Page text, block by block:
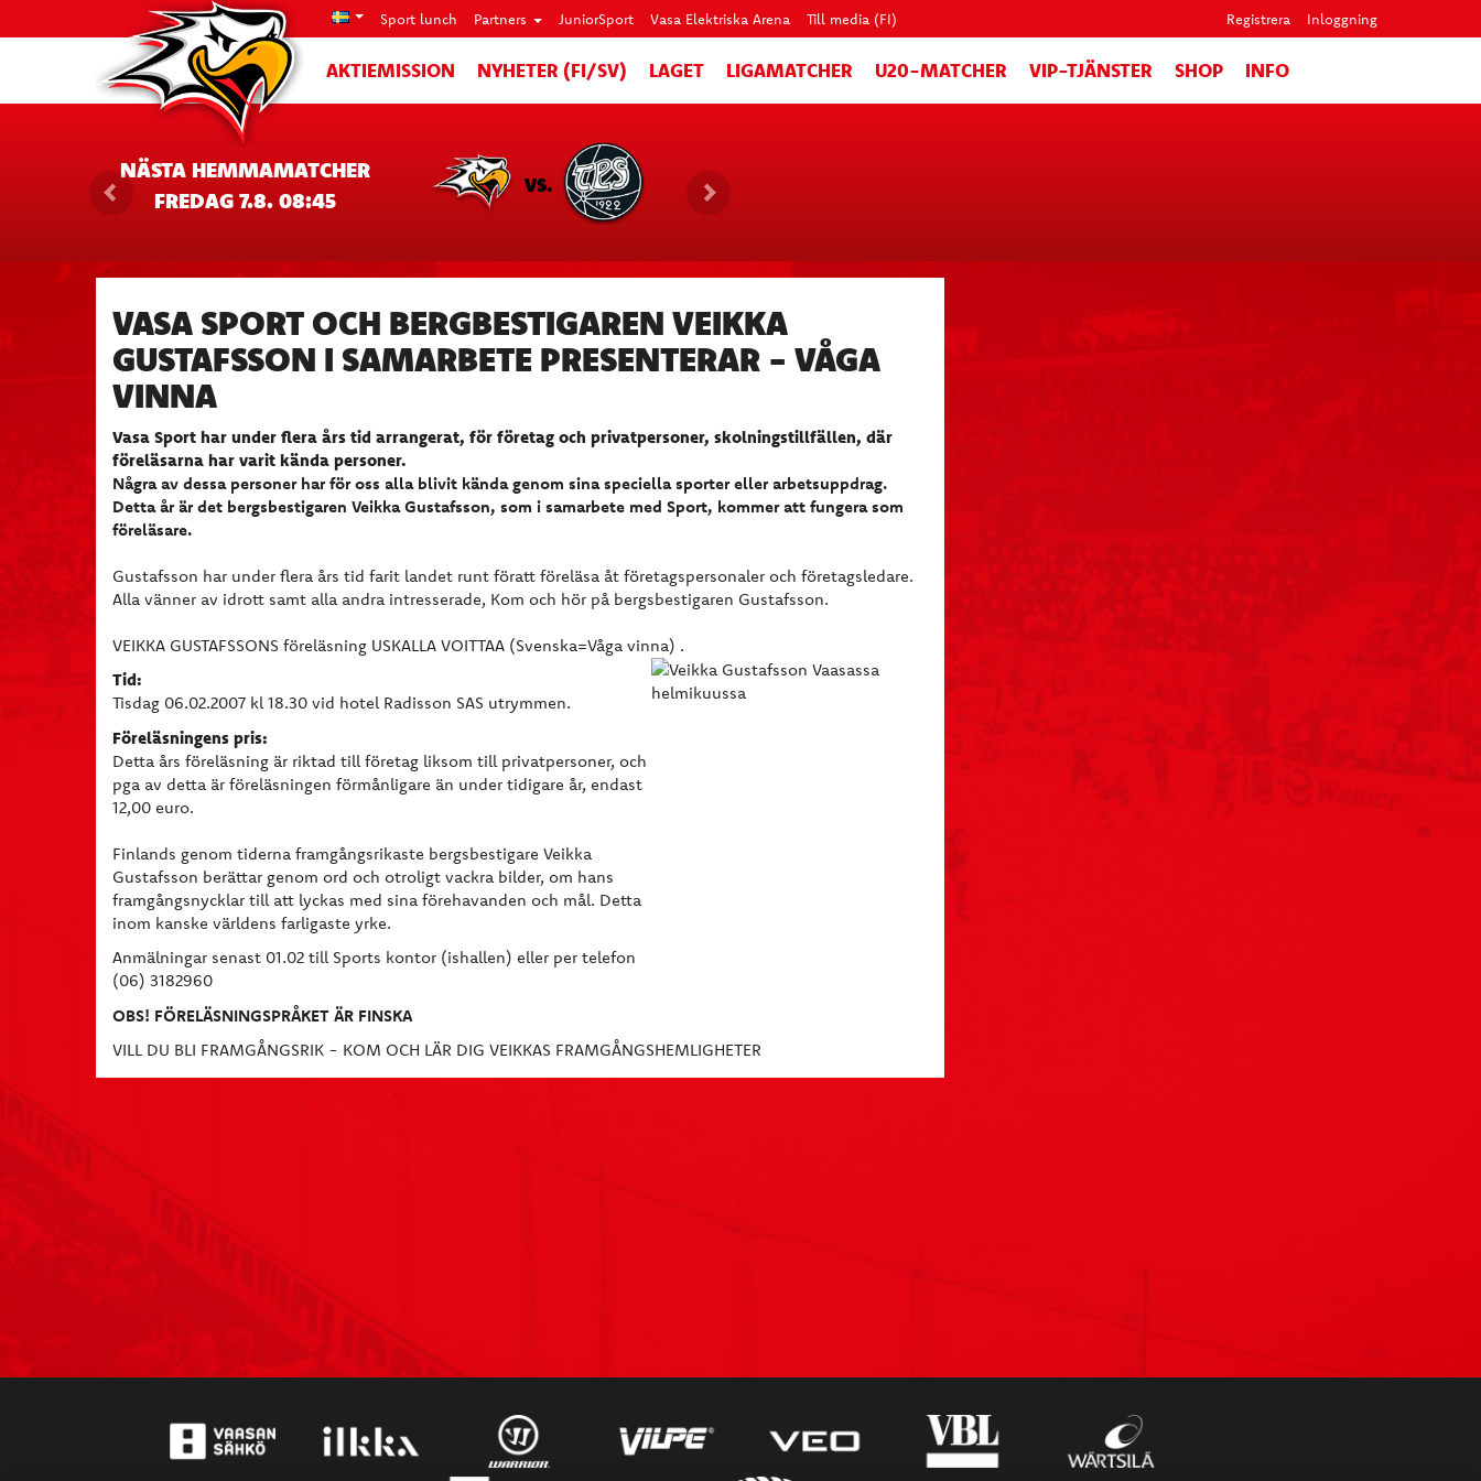
Sport lunch Partners JuniorSport Vasa Elektriska Arena Till media (FI) Registrera Inloggning
AKTIEMISSION NYHETER (FI/SV) LAGET LIGAMATCHER U20-MATCHER VIP-TJÄNSTER SHOP INFO
NÄSTA HEMMAMATCHER
FREDAG 7.8. 08:45
VS.
VASA SPORT OCH BERGBESTIGAREN VEIKKA
GUSTAFSSON I SAMARBETE PRESENTERAR - VÅGA
VINNA
Vasa Sport har under flera års tid arrangerat, för företag och privatpersoner, skolningstillfällen, där
föreläsarna har varit kända personer.
Några av dessa personer har för oss alla blivit kända genom sina speciella sporter eller arbetsuppdrag.
Detta år är det bergsbestigaren Veikka Gustafsson, som i samarbete med Sport, kommer att fungera som
föreläsare.
Gustafsson har under flera års tid farit landet runt föratt föreläsa åt företagspersonaler och företagsledare.
Alla vänner av idrott samt alla andra intresserade, Kom och hör på bergsbestigaren Gustafsson.
VEIKKA GUSTAFSSONS föreläsning USKALLA VOITTAA (Svenska=Våga vinna) .
Tid:
Tisdag 06.02.2007 kl 18.30 vid hotel Radisson SAS utrymmen.
Föreläsningens pris:
Detta års föreläsning är riktad till företag liksom till privatpersoner, och
pga av detta är föreläsningen förmånligare än under tidigare år, endast
12,00 euro.
Finlands genom tiderna framgångsrikaste bergsbestigare Veikka
Gustafsson berättar genom ord och otroligt vackra bilder, om hans
framgångsnycklar till att lyckas med sina förehavanden och mål. Detta
inom kanske världens farligaste yrke.
Anmälningar senast 01.02 till Sports kontor (ishallen) eller per telefon
(06) 3182960
OBS! FÖRELÄSNINGSPRÅKET ÄR FINSKA
VILL DU BLI FRAMGÅNGSRIK - KOM OCH LÄR DIG VEIKKAS FRAMGÅNGSHEMLIGHETER